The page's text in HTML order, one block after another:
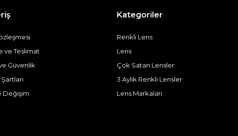
ve Teslimat
Güvenlik
Değişim
Kategoriler
Renkli Lens
Lens
Çok Satan Lensler
3 Aylık Renkli Lensler
Lens Markaları